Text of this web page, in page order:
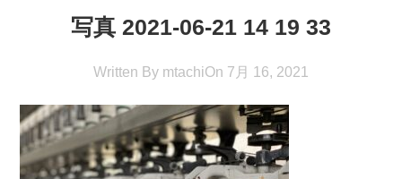
写真 2021-06-21 14 19 33
Written By mtachiOn 7月 16, 2021